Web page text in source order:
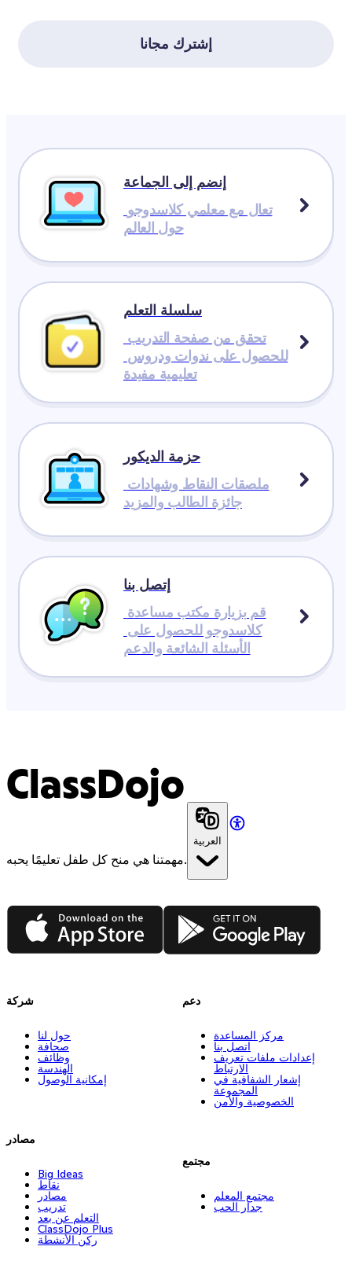
إشترك مجانا
إنضم إلى الجماعة
حول العالم
سلسلة التعلم
تعليمية مفيدة
حزمة الديكور
جائزة الطالب والمزيد
إتصل بنا
الأسئلة الشائعة والدعم
ClassDojo
مهمتنا هي منح كل طفل تعليمًا يحبه.
العربية
App Store Google Play
شركة
حول لنا
صحافة
وظائف
الهندسة
إمكانية الوصول
مصادر
Big Ideas
نقاط
مصادر
تدريب
التعلم عن بعد
ClassDojo Plus
ركن الأنشطة
دعم
مركز المساعدة
اتصل بنا
إعدادات ملفات تعريف
الارتباط
إشعار الشفافية في
المجموعة
الخصوصية والأمن
مجتمع
مجتمع المعلم
جدار الحب